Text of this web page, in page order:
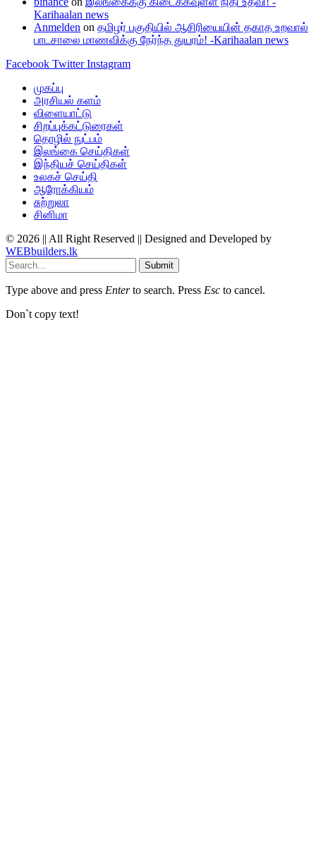
Karihaalan news
Anmelden on தமிழர் பகுதியில் ஆசிரியையின் தகாத உறவால்
பாடசாலை மாணவிக்கு நேர்ந்த துயரம்! -Karihaalan news
Facebook Twitter Instagram
முகப்பு
அரசியல் களம்
விளையாட்டு
சிறப்புக்கட்டுரைகள்
தொழில் நுட்பம்
இலங்கை செய்திகள்
இந்தியச் செய்திகள்
உலகச் செய்தி
ஆரோக்கியம்
சுற்றுலா
சினிமா
© 2026 || All Right Reserved || Designed and Developed by
WEBbuilders.lk
Submit
Type above and press Enterto search. Press Esc to cancel.
Don`t copy text!